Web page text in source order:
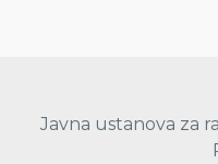
Javna ustanova za